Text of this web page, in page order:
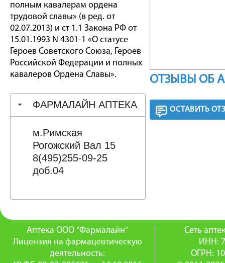
полным кавалерам ордена
трудовой славы» (в ред. от
02.07.2013) и ст 1.1 Закона РФ от
15.01.1993 N 4301-1 «О статусе
Героев Советского Союза, Героев
Российской Федерации и полных
кавалеров Ордена Славы».
ФАРМАЛАЙН АПТЕКА
м.Римская
Рогожский Вал 15
8(495)255-09-25
доб.04
ОТЗЫВЫ ОБ
ОСТАВИТЬ
Аптека ООО "Фармалайн"
Лицензия на фармацевтическую
деятельность:
Сеть
ИНН:
ОГРН: